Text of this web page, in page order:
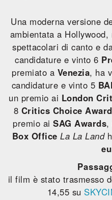
Una moderna versione
ambientata a
spettacolari di canto e
candidature e vinto 6
premiato a Venezia, ha
candidature e vinto 5
un premio ai London
8 Critics Choice Award
premio aiSAG Awards
Box Office La La Land
il film è stato trasmesso
14,55 su